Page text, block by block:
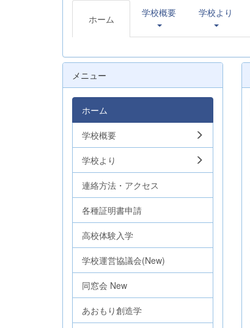
ホーム
学校概要 学校より
メニュー
ホーム
学校概要
学校より
連絡方法・アクセス
各種証明書申請
高校体験入学
学校運営協議会(New)
同窓会 New
あおもり創造学